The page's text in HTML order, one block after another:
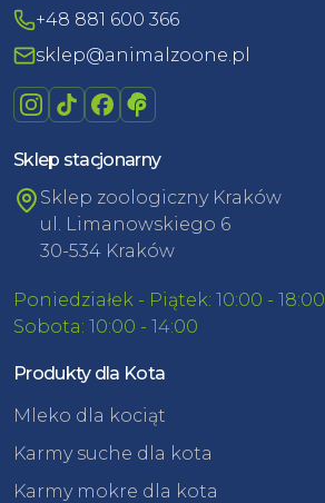
+48 881 600 366
sklep@animalzoone.pl
Sklep stacjonarny
Sklep zoologiczny Kraków
ul. Limanowskiego 6
30-534 Kraków
Poniedziałek - Piątek: 10:00 - 18:00
Sobota: 10:00 - 14:00
Produkty dla Kota
Mleko dla kociąt
Karmy suche dla kota
Karmy mokre dla kota